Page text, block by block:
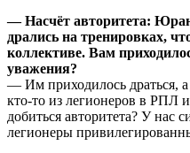
— Насчёт авторитета:
дрались на тренировках,
коллективе. Вам
уважения?
— Им приходилось драться,
кто-то из легионеров в РПЛ
добиться авторитета? У нас
легионеры